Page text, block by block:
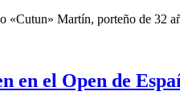
«Cutun» Martín, porteño de 32
en el Open de